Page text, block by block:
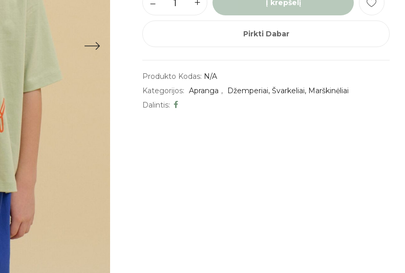
Į krepšelį
Pirkti Dabar
Produkto Kodas: N/A
Kategorijos: Apranga ,
Džemperiai, Švarkeliai, Marškinėliai
Dalintis: